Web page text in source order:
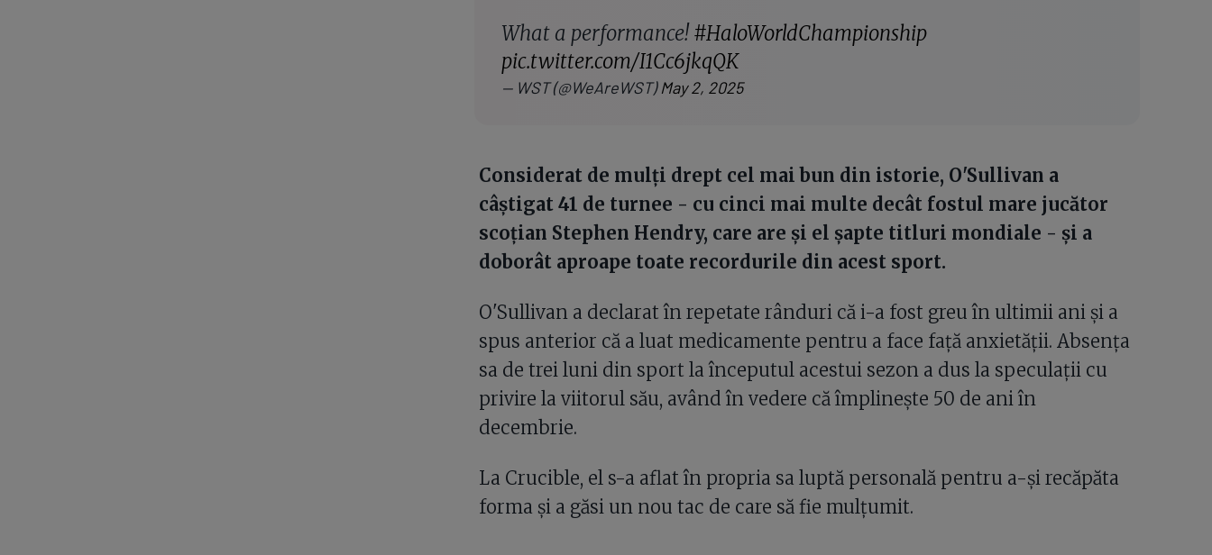
What a performance! #HaloWorldChampionship
pic.twitter.com/I1Cc6jkqQK
— WST (@WeAreWST)May 2, 2025
Considerat de mulți drept cel mai bun din istorie, O'Sullivan a
câștigat 41 de turnee - cu cinci mai multe decât fostul mare jucător
scoțian Stephen Hendry, care are și el șapte titluri mondiale - și a
doborât aproape toate recordurile din acest sport.
O'Sullivan a declarat în repetate rânduri că i-a fost greu în ultimii ani și a
spus anterior că a luat medicamente pentru a face față anxietății. Absența
sa de trei luni din sport la începutul acestui sezon a dus la speculații cu
privire la viitorul său, având în vedere că împlinește 50 de ani în
decembrie.
La Crucible, el s-a aflat în propria sa luptă personală pentru a-și recăpăta
forma și a găsi un nou tac de care să fie mulțumit.